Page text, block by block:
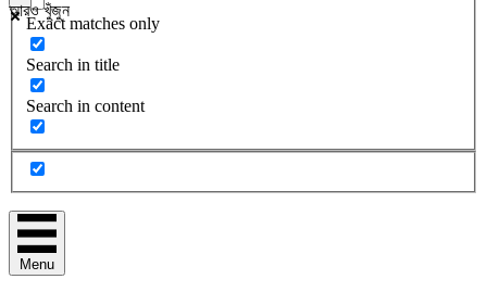
আরও খুঁজুন
Exact matches only
Search in title
Search in content
Menu